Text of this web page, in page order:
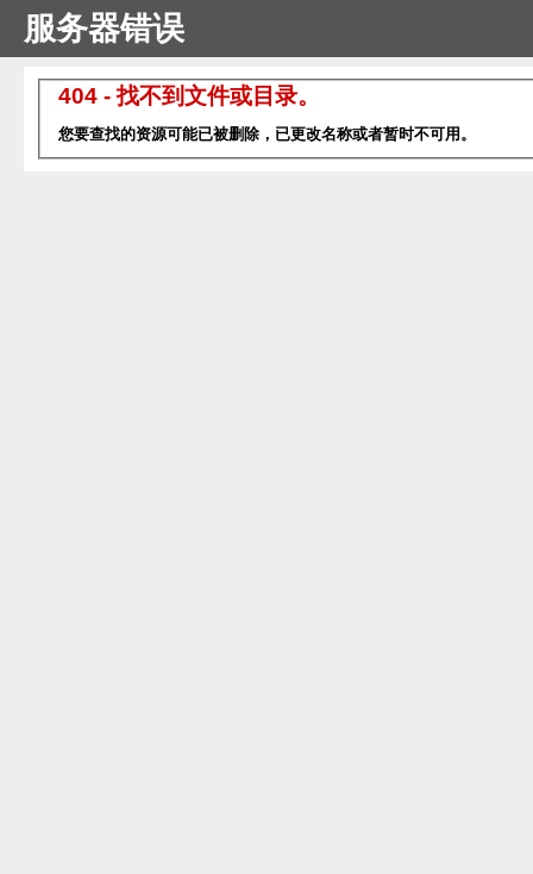
服务器错误
404 - 找不到文件或目录。
您要查找的资源可能已被删除，已更改名称或者暂时不可用。